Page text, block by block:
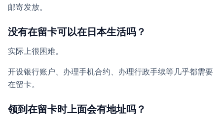
邮寄发放。
没有在留卡可以在日本生活吗？
实际上很困难。
开设银行账户、办理手机合约、办理行政手续等几乎都需要
在留卡。
领到在留卡时上面会有地址吗？